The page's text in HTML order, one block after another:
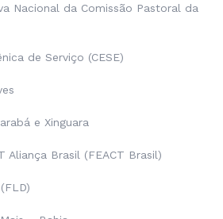
Nacional da Comissão Pastoral da
de Serviço (CESE)
e Xinguara
Aliança Brasil (FEACT Brasil)